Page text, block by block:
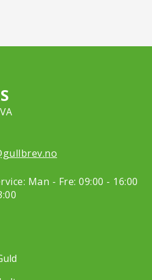
Man - Fre: 09:00 - 16:00